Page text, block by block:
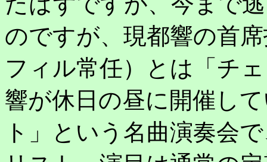
のですが、現都響の首
フィル常任）とは「チ
響が休日の昼に開催し
ト」という名曲演奏会